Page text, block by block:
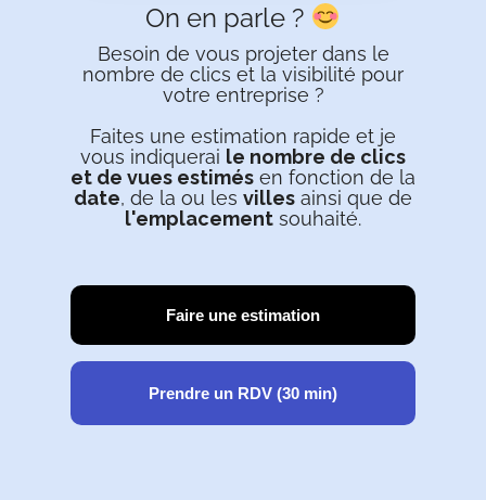
On en parle ?
Besoin de vous projeter dans le
nombre de clics et la visibilité pour
votre entreprise ?
Faites une estimation rapide et je
vous indiquerai le nombre de clics
et de vues estimés en fonction de la
date, de la ou les villes ainsi que de
l'emplacement souhaité.
Faire une estimation
Prendre un RDV (30 min)